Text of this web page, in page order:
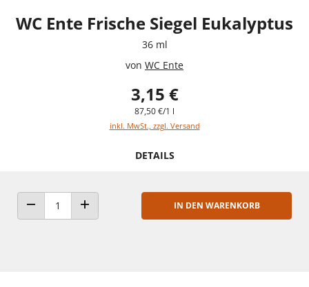
WC Ente Frische Siegel Eukalyptus
36 ml
von WC Ente
3,15 €
87,50 €/1 l
inkl. MwSt., zzgl. Versand
DETAILS
ANZAHL VERRINGERNANZAHL ERHÖHEN
IN DEN WARENKORB